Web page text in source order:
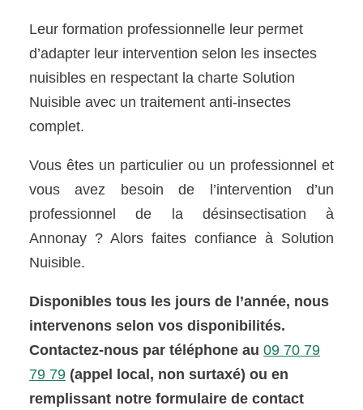
Leur formation professionnelle leur permet
d’adapter leur intervention selon les insectes
nuisibles en respectant la charte Solution
Nuisible avec un traitement anti-insectes
complet.
Vous êtes un particulier ou un professionnel et
vous avez besoin de l’intervention d’un
professionnel de la désinsectisation à
Annonay ? Alors faites confiance à Solution
Nuisible.
Disponibles tous les jours de l’année, nous
intervenons selon vos disponibilités.
Contactez-nous par téléphone au09 70 79
79 79 (appel local, non surtaxé) ou en
remplissant notre formulaire de contact